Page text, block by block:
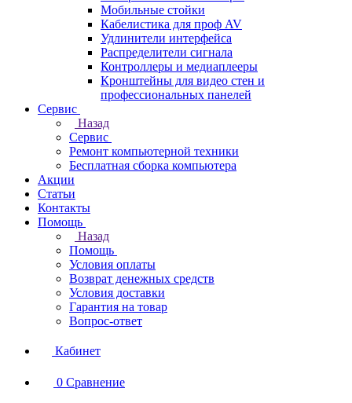
Мобильные стойки
Кабелистика для проф AV
Удлинители интерфейса
Распределители сигнала
Контроллеры и медиаплееры
Кронштейны для видео стен и
профессиональных панелей
Сервис
Назад
Сервис
Ремонт компьютерной техники
Бесплатная сборка компьютера
Акции
Статьи
Контакты
Помощь
Назад
Помощь
Условия оплаты
Возврат денежных средств
Условия доставки
Гарантия на товар
Вопрос-ответ
Кабинет
0 Сравнение